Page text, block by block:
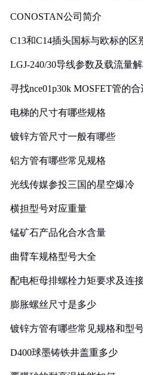
CONOSTAN公司简介
C13和C14插头国标与欧标的区
LGJ-240/30导线参数及载流量
寻找nce01p30k MOSFET管的
电梯的尺寸有哪些规格
镀锌方管尺寸一般有哪些
铝方管有哪些常见规格
光线传媒参投三国的星空爆冷
横担型号对应重量
锰矿石产品化合水含量
曲臂车规格型号大全
配电柜母排螺栓力矩要求及连
膨胀螺丝尺寸是多少
镀锌方管有哪些常见规格和型
D400球墨铸铁井盖重多少